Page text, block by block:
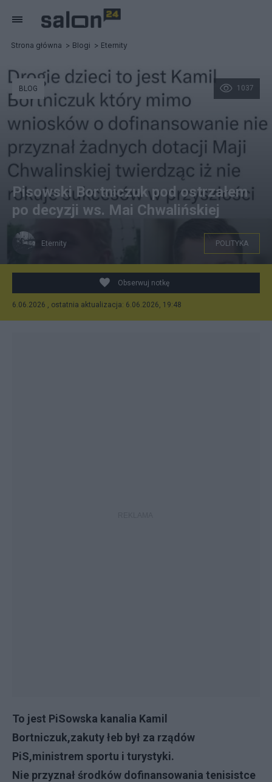
Strona główna Blogi Eternity
1037
BLOG
Pisowski Bortniczuk pod ostrzałem
po decyzji ws. Mai Chwalińskiej
Eternity POLITYKA
Obserwuj notkę
6.06.2026 , ostatnia aktualizacja: 6.06.2026, 19:48
To jest PiSowska kanalia Kamil
Bortniczuk,zakuty łeb był za rządów
PiS,ministrem sportu i turystyki.
Nie przyznał środków dofinansowania tenisistce